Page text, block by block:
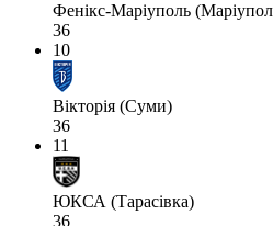
Фенікс-Маріуполь
36
10
Вікторія (Суми)
36
11
ЮКСА (Тарасівка)
36